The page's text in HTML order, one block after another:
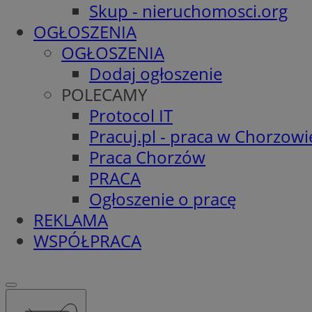
Skup - nieruchomosci.org
OGŁOSZENIA
OGŁOSZENIA
Dodaj ogłoszenie
POLECAMY
Protocol IT
Pracuj.pl - praca w
Praca Chorzów
PRACA
Ogłoszenie o pracę
REKLAMA
WSPÓŁPRACA